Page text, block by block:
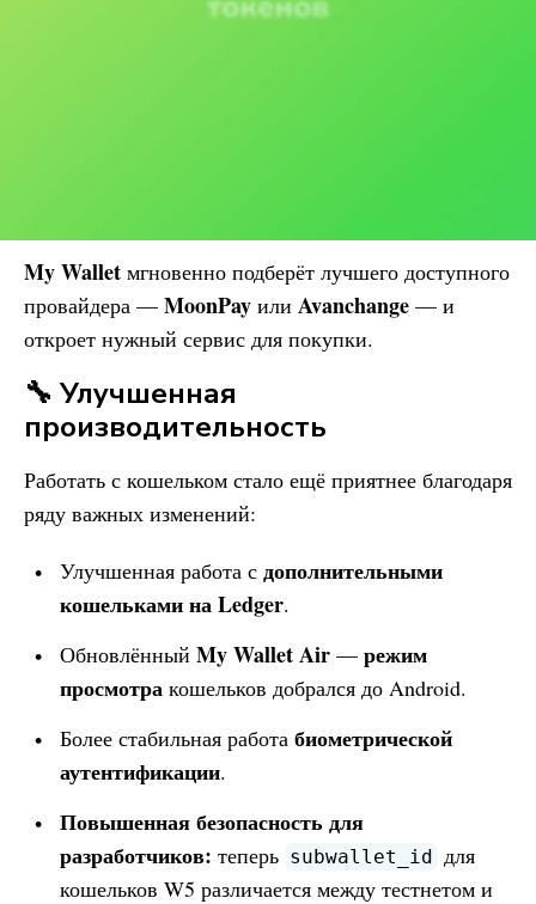
My Wallet мгновенно подберёт лучшего доступного
провайдера — MoonPay или Avanchange — и
откроет нужный сервис для покупки.
🔧 Улучшенная
производительность
Работать с кошельком стало ещё приятнее благодаря
ряду важных изменений:
Улучшенная работа с дополнительными
кошельками на Ledger.
Обновлённый My WalletAir — режим
просмотра кошельков добрался до Android.
Более стабильная работа биометрической
аутентификации.
Повышенная безопасность для
разработчиков: теперь subwallet_id для
кошельков W5 различается между тестнетом и